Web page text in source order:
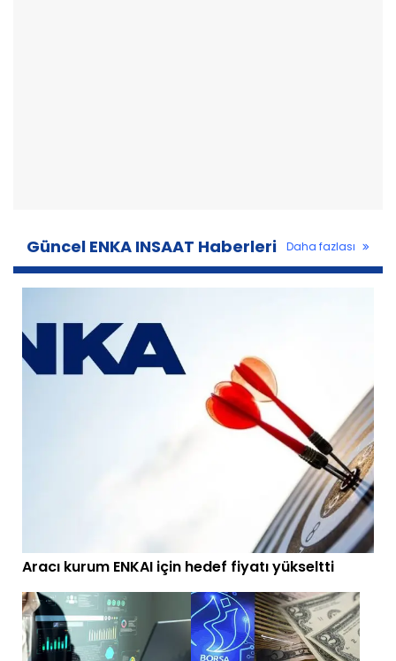
Güncel ENKA INSAAT Haberleri Daha fazlası
Aracı kurum ENKAI için hedef fiyatı yükseltti